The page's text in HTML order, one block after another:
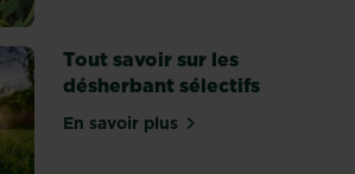
Tout savoir sur les
désherbant sélectifs
En savoir plussur Tout savoir sur les